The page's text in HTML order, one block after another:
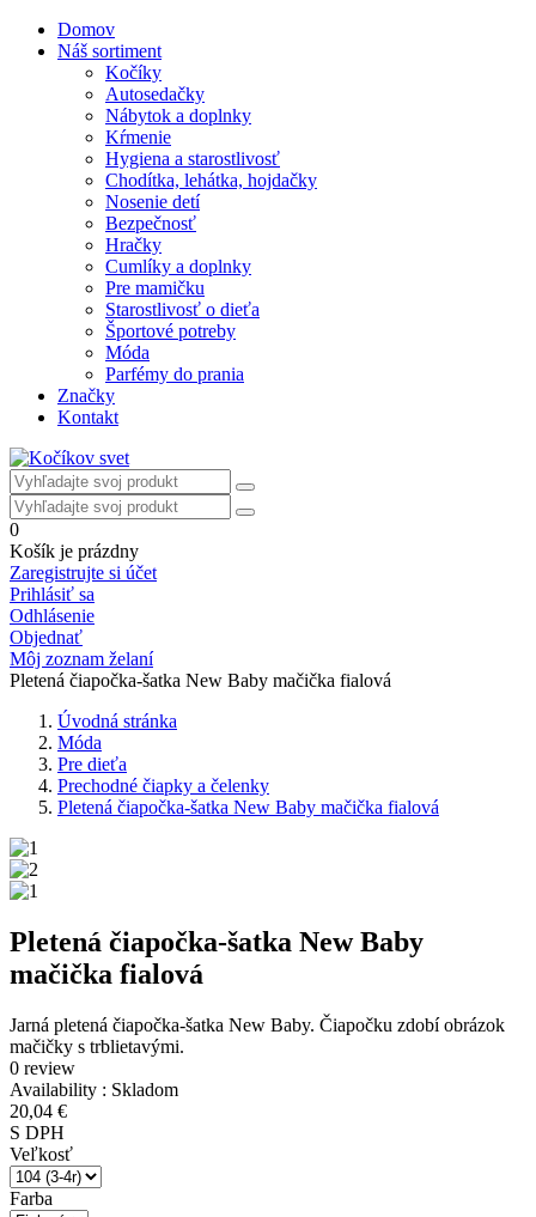
Domov
Náš sortiment
Kočíky
Autosedačky
Nábytok a doplnky
Kŕmenie
Hygiena a starostlivosť
Chodítka, lehátka, hojdačky
Nosenie detí
Bezpečnosť
Hračky
Cumlíky a doplnky
Pre mamičku
Starostlivosť o dieťa
Športové potreby
Móda
Parfémy do prania
Značky
Kontakt
0
Košík je prázdny
Zaregistrujte si účet
Prihlásiť sa
Odhlásenie
Objednať
Môj zoznam želaní
Pletená čiapočka-šatka New Baby mačička fialová
Úvodná stránka
Móda
Pre dieťa
Prechodné čiapky a čelenky
Pletená čiapočka-šatka New Baby mačička fialová
Pletená čiapočka-šatka New Baby
mačička fialová
Jarná pletená čiapočka-šatka New Baby. Čiapočku zdobí obrázok
mačičky s trblietavými.
0 review
Availability : Skladom
20,04 €
S DPH
Veľkosť
Farba